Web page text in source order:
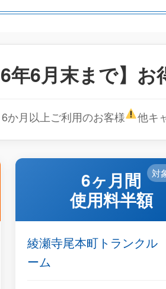
年6月末まで】お
か月以上ご利用のお客様 他キ
6ヶ月間
使用料半額
対
綾瀬寺尾本町トランクル
ーム